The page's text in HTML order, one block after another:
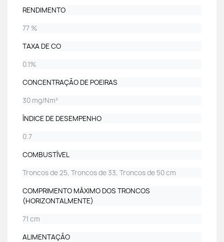
RENDIMENTO
77 %
TAXA DE CO
0.1%
CONCENTRAÇÃO DE POEIRAS
30 mg/Nm³
ÍNDICE DE DESEMPENHO
0.7
COMBUSTÍVEL
Troncos de 25, Troncos de 33, Troncos de 50 cm
COMPRIMENTO MÁXIMO DOS TRONCOS
(HORIZONTALMENTE)
71 cm
ALIMENTAÇÃO